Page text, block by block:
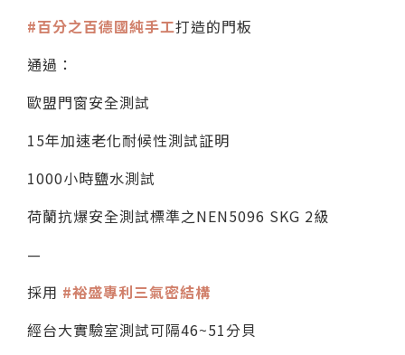
#百分之百德國純手工打造的門板
通過：
歐盟門窗安全測試
15年加速老化耐候性測試証明
1000小時鹽水測試
荷蘭抗爆安全測試標準之NEN5096 SKG 2級
—
採用 #裕盛專利三氣密結構
經台大實驗室測試可隔46~51分貝